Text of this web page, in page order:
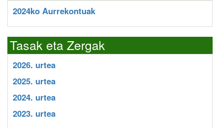
2024ko Aurrekontuak
Tasak eta Zergak
2026. urtea
2025. urtea
2024. urtea
2023. urtea